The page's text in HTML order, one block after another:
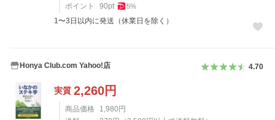
ポイント
90pt 5%
1〜3日以内に発送（休業日を除く）
Honya Club.com Yahoo!店 4.70
実質 2,260円
商品価格 1,980 円